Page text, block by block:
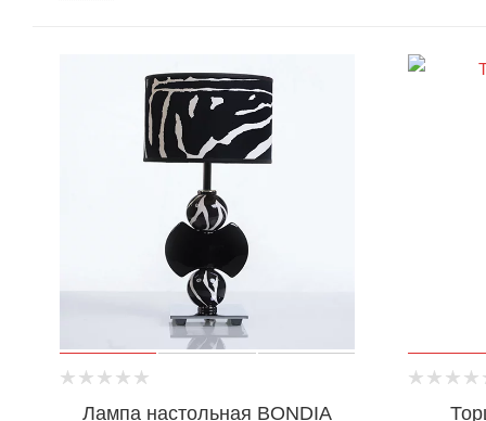
Лампа настольная BONDIA